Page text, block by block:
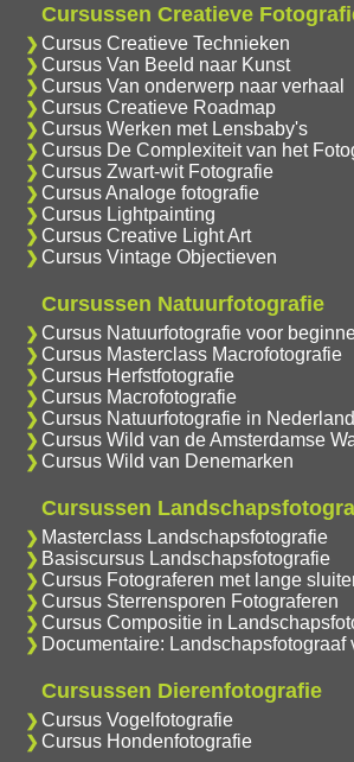
Cursussen Creatieve
Cursus Creatieve Technieken
Cursus Van Beeld naar Kunst
Cursus Van onderwerp naar verhaal
Cursus Creatieve Roadmap
Cursus Werken met Lensbaby's
Cursus De Complexiteit van het
Cursus Zwart-wit Fotografie
Cursus Analoge fotografie
Cursus Lightpainting
Cursus Creative Light Art
Cursus Vintage Objectieven
Cursussen Natuurfotografie
Cursus Natuurfotografie voor
Cursus Masterclass Macrofotografie
Cursus Herfstfotografie
Cursus Macrofotografie
Cursus Natuurfotografie in Nederland
Cursus Wild van de Amsterdamse
Cursus Wild van Denemarken
Cursussen
Masterclass Landschapsfotografie
Basiscursus Landschapsfotografie
Cursus Fotograferen met lange
Cursus Sterrensporen Fotograferen
Cursus Compositie in
Documentaire: Landschapsfotograaf
Cursussen Dierenfotografie
Cursus Vogelfotografie
Cursus Hondenfotografie